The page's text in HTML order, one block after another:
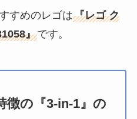
すめのレゴは『レゴ ク
』です。
徴の『3-in-1』の